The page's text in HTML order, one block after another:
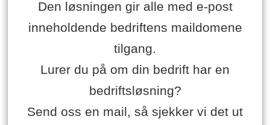
Den løsningen gir alle med e-post
inneholdende bedriftens maildomene
tilgang.
Lurer du på om din bedrift har en
bedriftsløsning?
Send oss en mail, så sjekker vi det ut